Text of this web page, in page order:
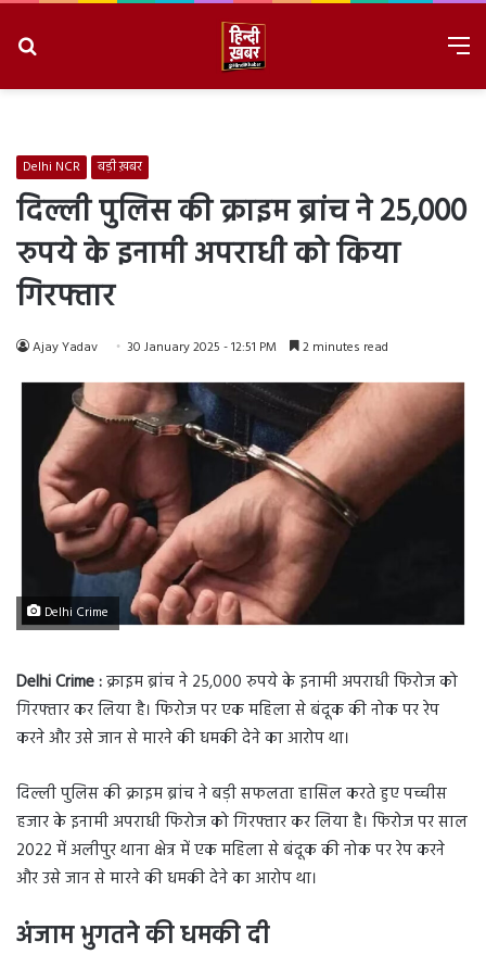
Delhi NCR बड़ी ख़बर
दिल्ली पुलिस की क्राइम ब्रांच ने 25,000
रुपये के इनामी अपराधी को किया
गिरफ्तार
Ajay Yadav 30 January 2025 - 12:51 PM 2 minutes read
Delhi Crime
Delhi Crime :क्राइम ब्रांच ने 25,000 रुपये के इनामी अपराधी फिरोज को
गिरफ्तार कर लिया है। फिरोज पर एक महिला से बंदूक की नोक पर रेप
करने और उसे जान से मारने की धमकी देने का आरोप था।
दिल्ली पुलिस की क्राइम ब्रांच ने बड़ी सफलता हासिल करते हुए पच्चीस
हजार के इनामी अपराधी फिरोज को गिरफ्तार कर लिया है। फिरोज पर साल
2022 में अलीपुर थाना क्षेत्र में एक महिला से बंदूक की नोक पर रेप करने
और उसे जान से मारने की धमकी देने का आरोप था।
अंजाम भुगतने की धमकी दी